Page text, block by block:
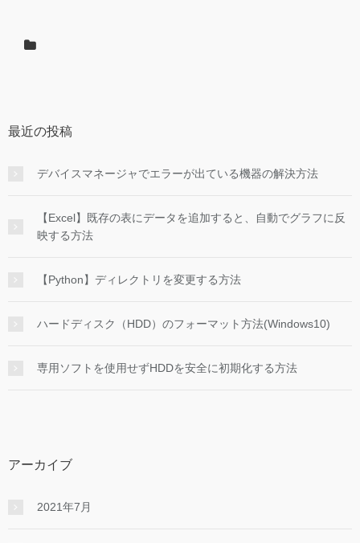
最近の投稿
デバイスマネージャでエラーが出ている機器の解決方法
【Excel】既存の表にデータを追加すると、自動でグラフに反
映する方法
【Python】ディレクトリを変更する方法
ハードディスク（HDD）のフォーマット方法(Windows10)
専用ソフトを使用せずHDDを安全に初期化する方法
アーカイブ
2021年7月